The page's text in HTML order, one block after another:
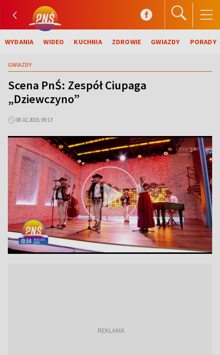
WYDANIA WIDEO KUCHNIA ZDROWIE GWIAZDY PORADY
GWIAZDY
Scena PnŚ: Zespół Ciupaga
„Dziewczyno”
08.02.2019, 09:13